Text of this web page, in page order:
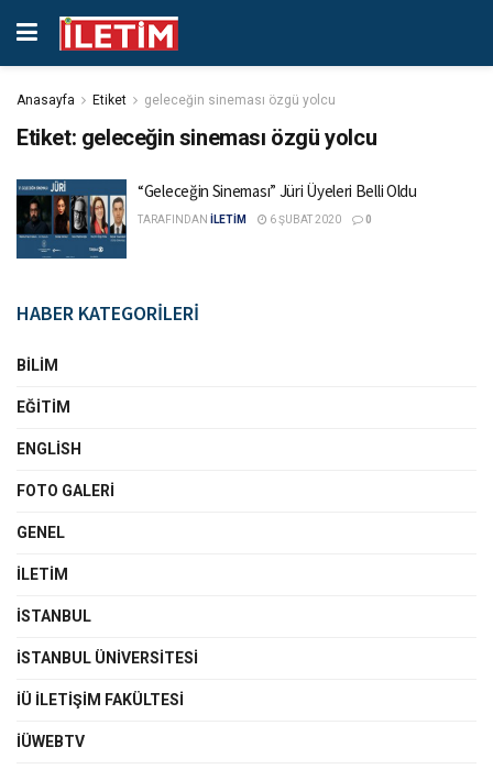
Anasayfa Etiket geleceğin sineması özgü yolcu
Etiket: geleceğin sineması özgü yolcu
“Geleceğin Sineması” Jüri Üyeleri Belli Oldu
TARAFINDAN İLETİM 6 ŞUBAT 2020 0
HABER KATEGORİLERİ
BILIM
EĞITIM
ENGLISH
FOTO GALERI
GENEL
İLETIM
İSTANBUL
İSTANBUL ÜNIVERSITESI
İÜ İLETIŞIM FAKÜLTESI
İÜWEBTV